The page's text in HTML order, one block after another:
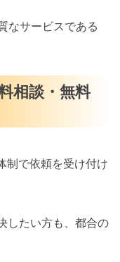
なサービスである
相談・無料
制で依頼を受け付け
したい方も、都合の